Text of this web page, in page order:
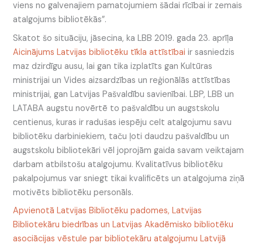
viens no galvenajiem pamatojumiem šādai rīcībai ir zemais
atalgojums bibliotēkās”.
Skatot šo situāciju, jāsecina, ka LBB 2019. gada 23. aprīļa
Aicinājums Latvijas bibliotēku tīkla attīstībai ir sasniedzis
maz dzirdīgu ausu, lai gan tika izplatīts gan Kultūras
ministrijai un Vides aizsardzības un reģionālās attīstības
ministrijai, gan Latvijas Pašvaldību savienībai. LBP, LBB un
LATABA augstu novērtē to pašvaldību un augstskolu
centienus, kuras ir radušas iespēju celt atalgojumu savu
bibliotēku darbiniekiem, taču ļoti daudzu pašvaldību un
augstskolu bibliotekāri vēl joprojām gaida savam veiktajam
darbam atbilstošu atalgojumu. Kvalitatīvus bibliotēku
pakalpojumus var sniegt tikai kvalificēts un atalgojuma ziņā
motivēts bibliotēku personāls.
Apvienotā Latvijas Bibliotēku padomes, Latvijas
Bibliotekāru biedrības un Latvijas Akadēmisko bibliotēku
asociācijas vēstule par bibliotekāru atalgojumu Latvijā